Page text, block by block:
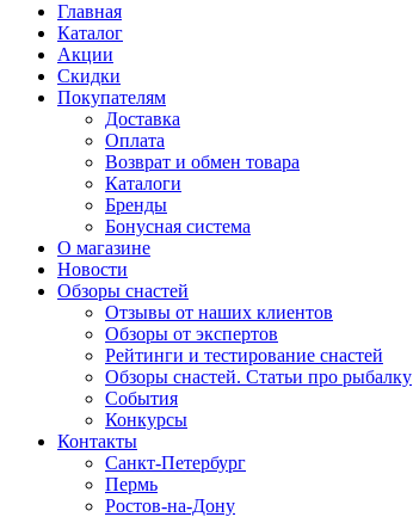
Главная
Каталог
Акции
Скидки
Покупателям
Доставка
Оплата
Возврат и обмен товара
Каталоги
Бренды
Бонусная система
О магазине
Новости
Обзоры снастей
Отзывы от наших клиентов
Обзоры от экспертов
Рейтинги и тестирование снастей
Обзоры снастей. Статьи про рыбалку
События
Конкурсы
Контакты
Санкт-Петербург
Пермь
Ростов-на-Дону